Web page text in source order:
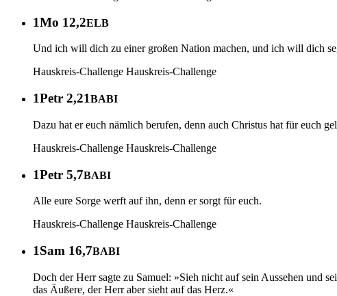
1Mo 12,2ELB
Und ich will dich zu einer großen Nation machen, und ich will dich
Hauskreis-Challenge Hauskreis-Challenge
1Petr 2,21BABI
Dazu hat er euch nämlich berufen, denn auch Christus hat für euch
Hauskreis-Challenge Hauskreis-Challenge
1Petr 5,7BABI
Alle eure Sorge werft auf ihn, denn er sorgt für euch.
Hauskreis-Challenge Hauskreis-Challenge
1Sam 16,7BABI
Doch der Herr sagte zu Samuel: »Sieh nicht auf sein Aussehen und
das Äußere, der Herr aber sieht auf das Herz.«